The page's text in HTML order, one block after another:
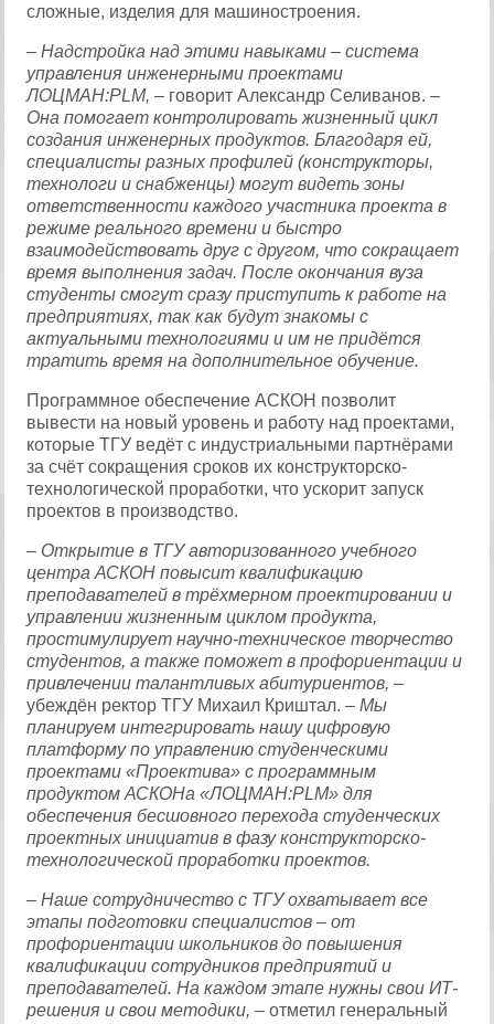
сложные, изделия для машиностроения.
– Надстройка над этими навыками – система
управления инженерными проектами
ЛОЦМАН:PLM, – говорит Александр Селиванов.–
Она помогает контролировать жизненный цикл
создания инженерных продуктов. Благодаря ей,
специалисты разных профилей (конструкторы,
технологи и снабженцы) могут видеть зоны
ответственности каждого участника проекта в
режиме реального времени и быстро
взаимодействовать друг с другом, что сокращает
время выполнения задач. После окончания вуза
студенты смогут сразу приступить к работе на
предприятиях, так как будут знакомы с
актуальными технологиями и им не придётся
тратить время на дополнительное обучение.
Программное обеспечение АСКОН позволит
вывести на новый уровень и работу над проектами,
которые ТГУ ведёт с индустриальными партнёрами
за счёт сокращения сроков их конструкторско-
технологической проработки, что ускорит запуск
проектов в производство.
– Открытие в ТГУ авторизованного учебного
центра АСКОН повысит квалификацию
преподавателей в трёхмерном проектировании и
управлении жизненным циклом продукта,
простимулирует научно-техническое творчество
студентов, а также поможет в профориентации и
привлечении талантливых абитуриентов, –
убеждён ректор ТГУ Михаил Криштал.– Мы
планируем интегрировать нашу цифровую
платформу по управлению студенческими
проектами «Проектива» с программным
продуктом АСКОНа «ЛОЦМАН:PLM» для
обеспечения бесшовного перехода студенческих
проектных инициатив в фазу конструкторско-
технологической проработки проектов.
– Наше сотрудничество с ТГУ охватывает все
этапы подготовки специалистов – от
профориентации школьников до повышения
квалификации сотрудников предприятий и
преподавателей. На каждом этапе нужны свои ИТ-
решения и свои методики, – отметил генеральный